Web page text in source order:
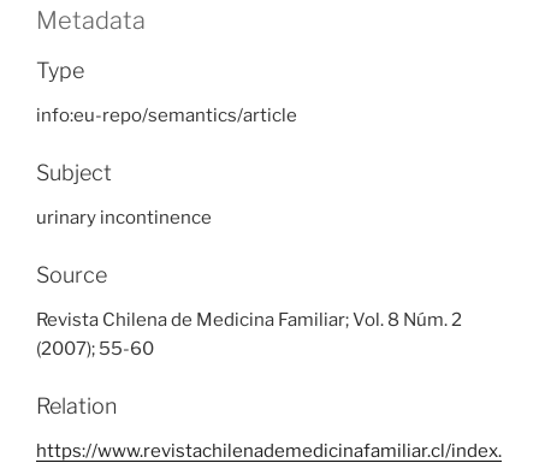
Metadata
Type
info:eu-repo/semantics/article
Subject
urinary incontinence
Source
Revista Chilena de Medicina Familiar; Vol. 8 Núm. 2
(2007); 55-60
Relation
https://www.revistachilenademedicinafamiliar.cl/index.